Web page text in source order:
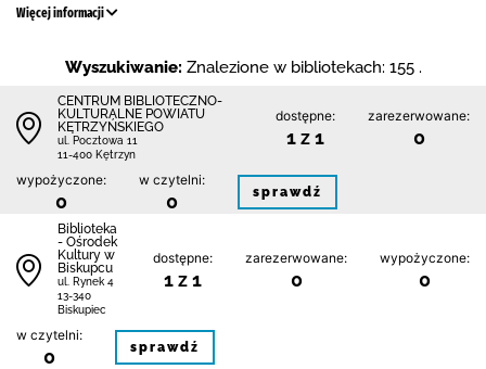
Więcej informacji
Wyszukiwanie: Znalezione w bibliotekach: 155 .
CENTRUM BIBLIOTECZNO-
KULTURALNE POWIATU
KĘTRZYŃSKIEGO
ul. Pocztowa 11
11-400 Kętrzyn
dostępne:
1 z 1
zarezerwowane:
0
wypożyczone:
0
w czytelni:
0 sprawdź
Biblioteka
- Ośrodek
Kultury w
Biskupcu
ul. Rynek 4
13-340
Biskupiec
dostępne:
1 z 1
zarezerwowane:
0
wypożyczone:
0
w czytelni:
0 sprawdź